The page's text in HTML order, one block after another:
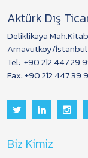
Aktürk Dış
Deliklikaya
Arnavutköy/İstanbul
Tel: +90 212 447 29
Fax: +90 212 447 39
Biz Kimiz